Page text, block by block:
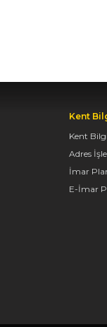
Kent
Kent
Adres
İmar
E-İmar